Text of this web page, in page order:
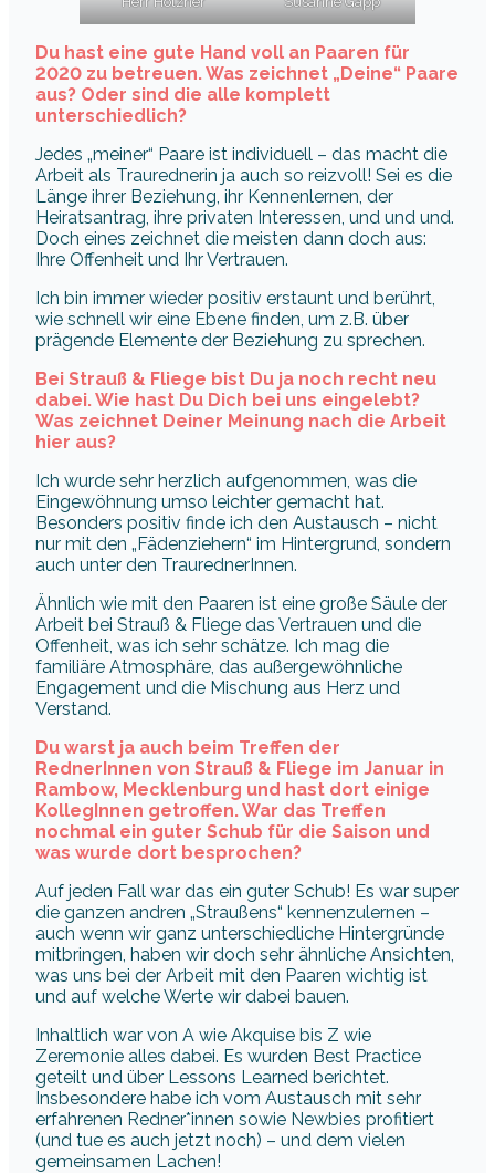
Du hast eine gute Hand voll an Paaren für
2020 zu betreuen. Was zeichnet „Deine“ Paare
aus? Oder sind die alle komplett
unterschiedlich?
Jedes „meiner“ Paare ist individuell – das macht die
Arbeit als Traurednerin ja auch so reizvoll! Sei es die
Länge ihrer Beziehung, ihr Kennenlernen, der
Heiratsantrag, ihre privaten Interessen, und und und.
Doch eines zeichnet die meisten dann doch aus:
Ihre Offenheit und Ihr Vertrauen.
Ich bin immer wieder positiv erstaunt und berührt,
wie schnell wir eine Ebene finden, um z.B. über
prägende Elemente der Beziehung zu sprechen.
Bei Strauß & Fliege bist Du ja noch recht neu
dabei. Wie hast Du Dich bei uns eingelebt?
Was zeichnet Deiner Meinung nach die Arbeit
hier aus?
Ich wurde sehr herzlich aufgenommen, was die
Eingewöhnung umso leichter gemacht hat.
Besonders positiv finde ich den Austausch – nicht
nur mit den „Fädenziehern“ im Hintergrund, sondern
auch unter den TraurednerInnen.
Ähnlich wie mit den Paaren ist eine große Säule der
Arbeit bei Strauß & Fliege das Vertrauen und die
Offenheit, was ich sehr schätze. Ich mag die
familiäre Atmosphäre, das außergewöhnliche
Engagement und die Mischung aus Herz und
Verstand.
Du warst ja auch beim Treffen der
RednerInnen von Strauß & Fliege im Januar in
Rambow, Mecklenburg und hast dort einige
KollegInnen getroffen. War das Treffen
nochmal ein guter Schub für die Saison und
was wurde dort besprochen?
Auf jeden Fall war das ein guter Schub! Es war super
die ganzen andren „Straußens“ kennenzulernen –
auch wenn wir ganz unterschiedliche Hintergründe
mitbringen, haben wir doch sehr ähnliche Ansichten,
was uns bei der Arbeit mit den Paaren wichtig ist
und auf welche Werte wir dabei bauen.
Inhaltlich war von A wie Akquise bis Z wie
Zeremonie alles dabei. Es wurden Best Practice
geteilt und über Lessons Learned berichtet.
Insbesondere habe ich vom Austausch mit sehr
erfahrenen Redner*innen sowie Newbies profitiert
(und tue es auch jetzt noch) – und dem vielen
gemeinsamen Lachen!